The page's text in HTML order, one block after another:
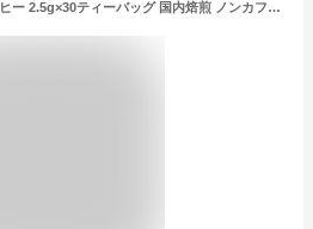
AMOMA たんぽぽコーヒー 2.5g×30ティーバッグ 国内焙煎 ノンカフェインコーヒー 無添加 農薬を使っていない 妊娠 授乳 産後 たんぽぽ 母乳育児